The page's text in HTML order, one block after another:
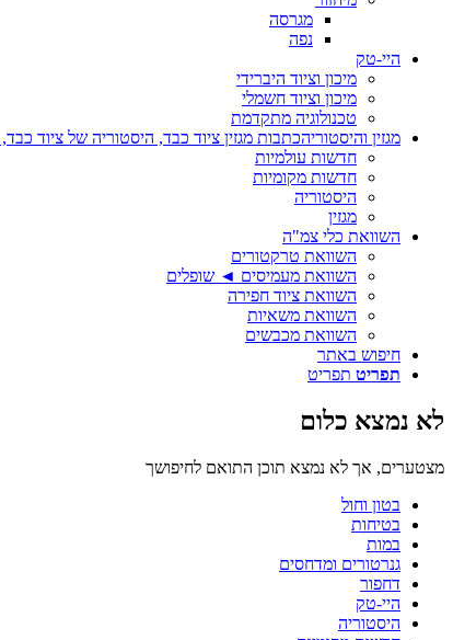
מגרסה
נפה
היי-טק
מיכון וציוד היברידי
מיכון וציוד חשמלי
טכנולוגיה מתקדמת
מגזין והיסטוריהכתבות מגזין ציוד כבד, היסטוריה של ציוד
חדשות עולמיות
חדשות מקומיות
היסטוריה
מגזין
השוואת כלי צמ"ה
השוואת טרקטורים
השוואת מעמיסים ◄ שופלים
השוואת ציוד חפירה
השוואת משאיות
השוואת מכבשים
חיפוש באתר
תפריט תפריט
לא נמצא כלום
מצטערים, אך לא נמצא תוכן התואם לחיפושך
בטון וחול
בטיחות
במות
גנרטורים ומדחסים
דחפור
היי-טק
היסטוריה